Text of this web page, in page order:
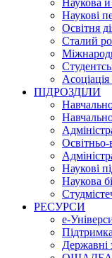
Наукова й
Наукові
Освітня
Сталий
ПІДРОЗДІЛИ
Наукові
Наукова
РЕСУРСИ
е-
Державні